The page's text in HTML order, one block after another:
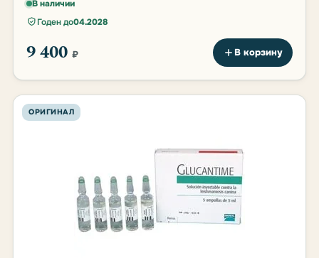
В наличии
Годен до04.2028
9 400 ₽ В корзину
ОРИГИНАЛ